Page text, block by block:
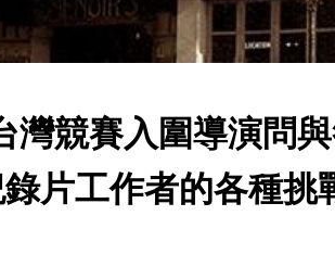
灣競賽入圍導演問
片工作者的各種挑